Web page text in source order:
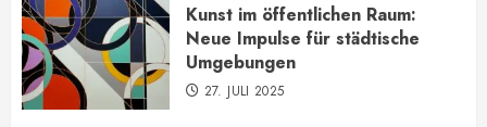
Kunst im öffentlichen Raum:
Neue Impulse für städtische
Umgebungen
27. JULI 2025